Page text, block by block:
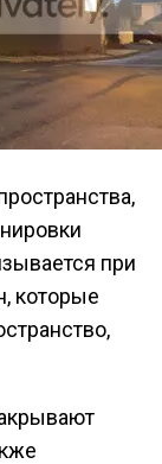
при
которые